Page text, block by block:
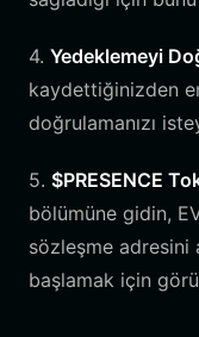
4. Yedeklemeyi
kaydettiğinizden
doğrulamanızı
5. $PRESENCE
bölümüne gidin,
sözleşme adresini
başlamak için